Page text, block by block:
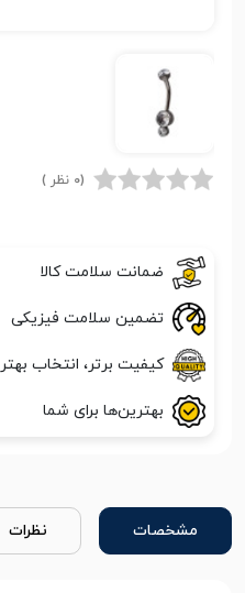
(0 نظر )
ضمانت سلامت کالا
تضمین سلامت فیزیکی
کیفیت برتر، انتخاب بهتر
بهترین‌ها برای شما
مشخصات نظرات